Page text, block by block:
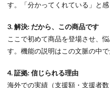
す。「分かってくれている」と感
3. 解決: だから、この商品です
ここで初めて商品を登場させ、
す。機能の説明はこの文脈の中で
4. 証拠: 信じられる理由
海外での実績（支援額・支援者